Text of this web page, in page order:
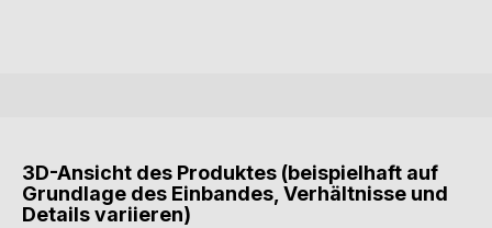
3D-Ansicht des Produktes (beispielhaft auf
Grundlage des Einbandes, Verhältnisse und
Details variieren)